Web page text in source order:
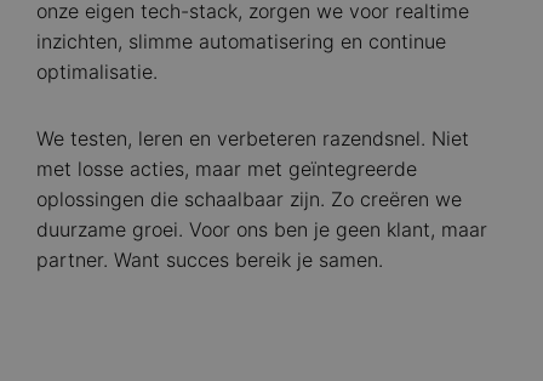
onze eigen tech-stack, zorgen we voor realtime
inzichten, slimme automatisering en continue
optimalisatie.
We testen, leren en verbeteren razendsnel. Niet
met losse acties, maar met geïntegreerde
oplossingen die schaalbaar zijn. Zo creëren we
duurzame groei. Voor ons ben je geen klant, maar
partner. Want succes bereik je samen.